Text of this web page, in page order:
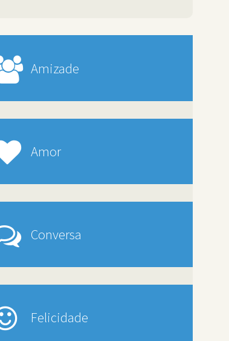
Amizade
Amor
Conversa
Felicidade